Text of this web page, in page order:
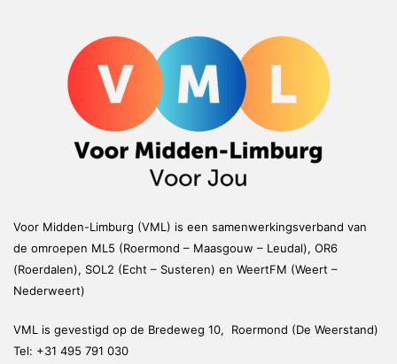
Voor Midden-Limburg (VML) is een samenwerkingsverband van
de omroepen ML5 (Roermond – Maasgouw – Leudal), OR6
(Roerdalen), SOL2 (Echt – Susteren) en WeertFM (Weert –
Nederweert)
VML is gevestigd op de Bredeweg 10, Roermond (De Weerstand)
Tel: +31 495 791 030